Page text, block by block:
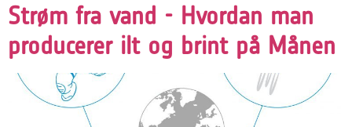
Strøm fra vand - Hvordan man
producerer ilt og brint på Månen